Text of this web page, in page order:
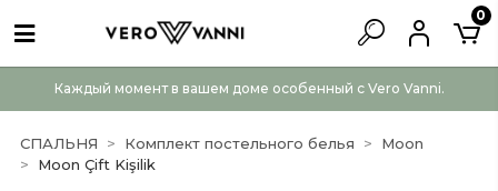
Каждый момент в вашем доме особенный с Vero Vanni.
0
СПАЛЬНЯ Комплект постельного белья
Moon
Moon Çift Kişilik